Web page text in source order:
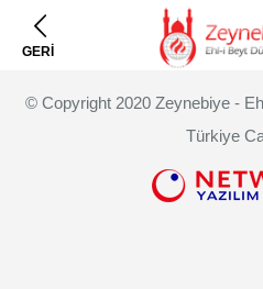
GERİ
© Copyright 2020 Zeynebiye -
Türkiye